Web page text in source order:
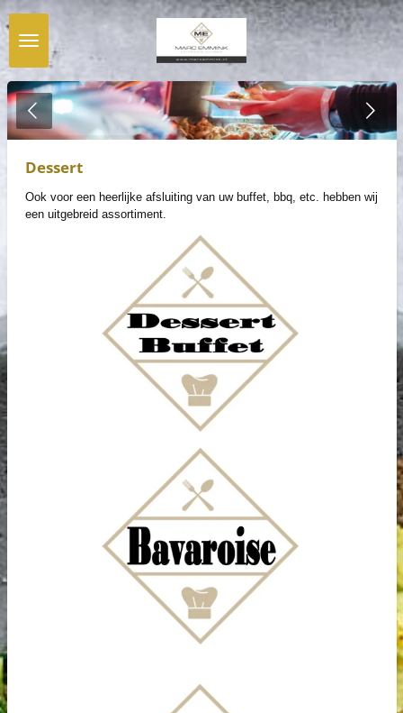
Ga
direct
naar
de
hoofdinhoud
Dessert
Ook voor een heerlijke afsluiting van uw buffet, bbq, etc. hebben wij
een uitgebreid assortiment.